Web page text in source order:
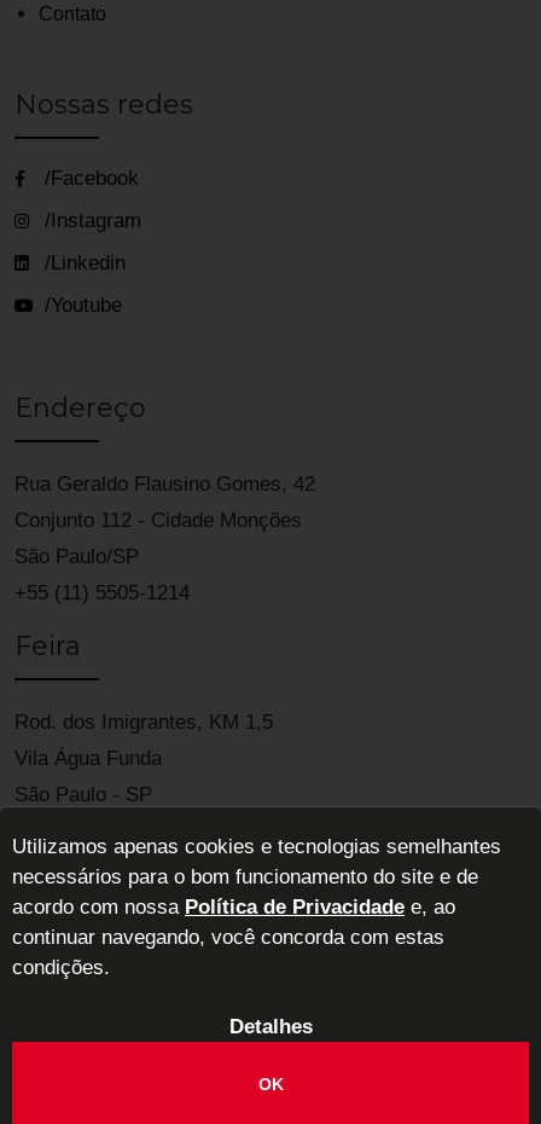
Contato
Nossas redes
/Facebook
/Instagram
/Linkedin
/Youtube
Endereço
Rua Geraldo Flausino Gomes, 42
Conjunto 112 - Cidade Monções
São Paulo/SP
+55 (11) 5505-1214
Feira
Rod. dos Imigrantes, KM 1,5
Vila Água Funda
São Paulo - SP
ABIMAD - Associação Brasileira das Indústrias de Móveis de Alta
Utilizamos apenas cookies e tecnologias semelhantes
necessários para o bom funcionamento do site e de
acordo com nossa Política de Privacidade e, ao
continuar navegando, você concorda com estas
condições.
Detalhes
OK